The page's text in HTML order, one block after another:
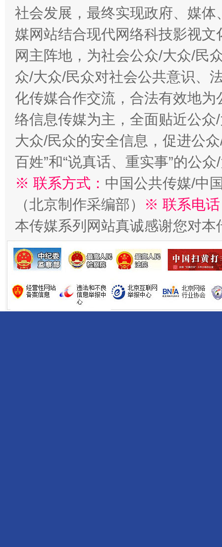
受贿1.44亿！段成刚被判无期 从幼
社会发展，最终实现政府、媒
媒网站结合现代网络科技影视
网主阵地，为社会公众/大众/民
众/大众/民众对社会公共意识、
化传媒合作交流，合法有效地
络信息传媒为主，全面贴近公
大众/民众的安全信息，促进公
百姓”和“说真话、重实事”的公
※ 联系方式： 中国公共传媒/中
（北京制作采编部）
※ 联系电
本传媒系列网站真诚感谢您对